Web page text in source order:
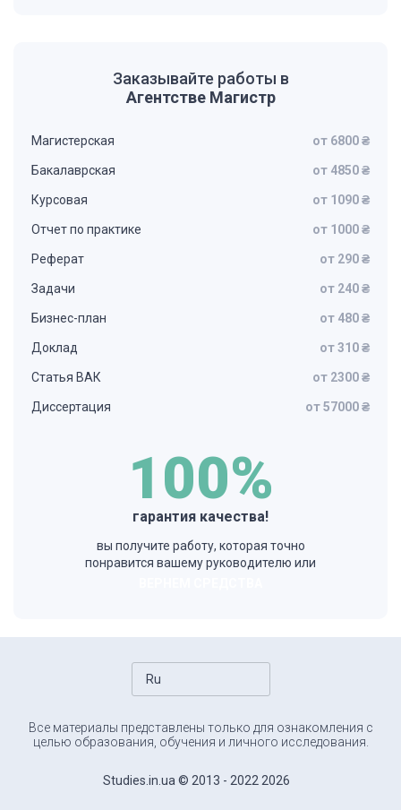
Заказывайте работы в
Агентстве Магистр
Магистерская от 6800 ₴
Бакалаврская от 4850 ₴
Курсовая от 1090 ₴
Отчет по практике от 1000 ₴
Реферат от 290 ₴
Задачи от 240 ₴
Бизнес-план от 480 ₴
Доклад от 310 ₴
Статья ВАК от 2300 ₴
Диссертация от 57000 ₴
100%
гарантия качества!
вы получите работу, которая точно
понравится вашему руководителю или
Ru
Studies.in.ua © 2013 - 2022 2026
Все материалы представлены только для ознакомления с
целью образования, обучения и личного исследования.